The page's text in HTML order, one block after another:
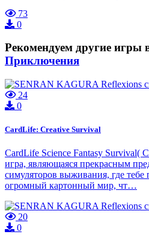
73
0
Рекомендуем другие игры
Приключения
24
0
CardLife: Creative Survival
CardLife Science Fantasy Survival(
игра, являющаяся прекрасным
симуляторов выживания, где тебе
огромный картонный мир, чт…
20
0